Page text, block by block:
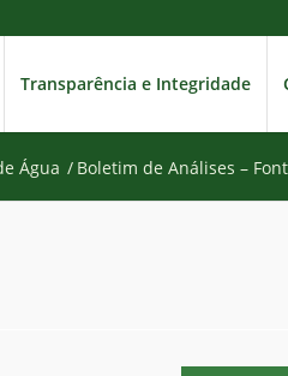
Transparência e Integridade
Água / Boletim de Análises –